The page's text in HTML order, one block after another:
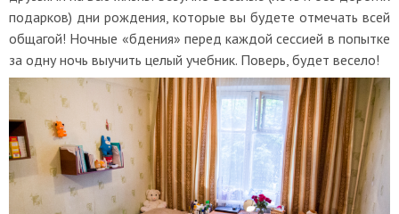
подарков) дни рождения, которые вы будете отмечать всей
общагой! Ночные «бдения» перед каждой сессией в попытке
за одну ночь выучить целый учебник. Поверь, будет весело!